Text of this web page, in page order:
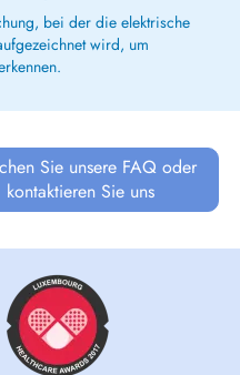
bei der die elektrische
wird, um
Sie unsere FAQ oder
kontaktieren Sie uns